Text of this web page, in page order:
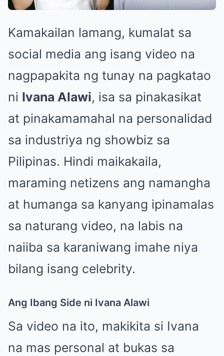
Kamakailan lamang, kumalat sa
social media ang isang video na
nagpapakita ng tunay na pagkatao
ni Ivana Alawi, isa sa pinakasikat
at pinakamamahal na personalidad
sa industriya ng showbiz sa
Pilipinas. Hindi maikakaila,
maraming netizens ang namangha
at humanga sa kanyang ipinamalas
sa naturang video, na labis na
naiiba sa karaniwang imahe niya
bilang isang celebrity.
Ang Ibang Side ni Ivana Alawi
Sa video na ito, makikita si Ivana
na mas personal at bukas sa